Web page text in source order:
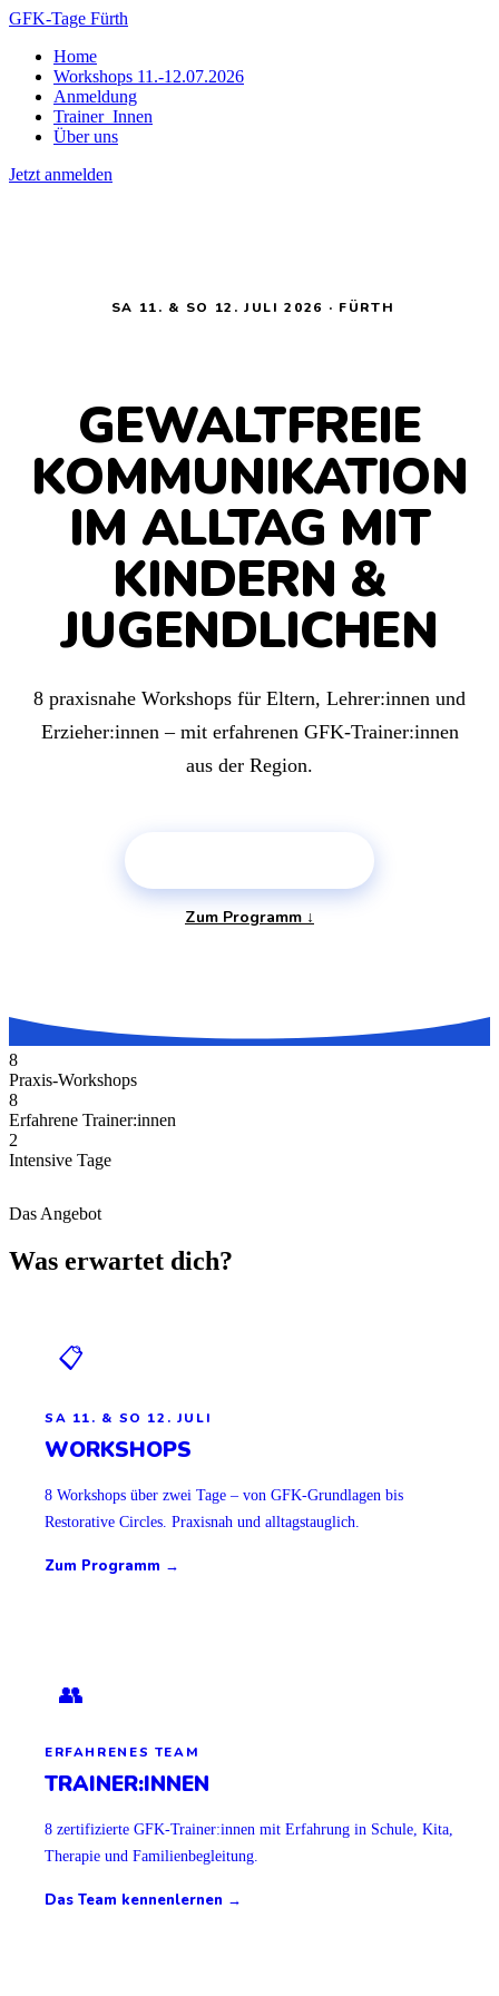
GFK-Tage Fürth
Home
Workshops 11.-12.07.2026
Anmeldung
Trainer_Innen
Über uns
Jetzt anmelden
SA 11. & SO 12. JULI 2026 · FÜRTH
GEWALTFREIE
KOMMUNIKATION
IM ALLTAG MIT
KINDERN &
JUGENDLICHEN
8 praxisnahe Workshops für Eltern, Lehrer:innen und
Erzieher:innen – mit erfahrenen GFK-Trainer:innen
aus der Region.
Zum Programm ↓
8
Praxis-Workshops
8
Erfahrene Trainer:innen
2
Intensive Tage
Das Angebot
Was erwartet dich?
📋
SA 11. & SO 12. JULI
WORKSHOPS
8 Workshops über zwei Tage – von GFK-Grundlagen bis
Restorative Circles. Praxisnah und alltagstauglich.
Zum Programm →
👥
ERFAHRENES TEAM
TRAINER:INNEN
8 zertifizierte GFK-Trainer:innen mit Erfahrung in Schule, Kita,
Therapie und Familienbegleitung.
Das Team kennenlernen →